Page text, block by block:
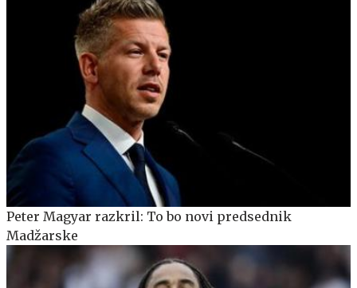
Peter Magyar razkril: To bo novi predsednik
Madžarske